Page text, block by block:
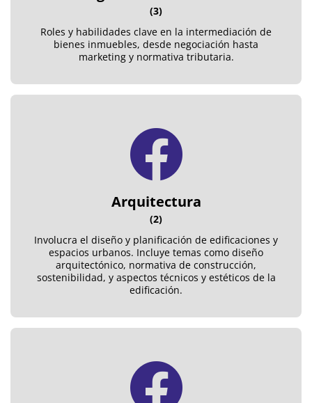
(3)
Roles y habilidades clave en la intermediación de
bienes inmuebles, desde negociación hasta
marketing y normativa tributaria.
Arquitectura
(2)
Involucra el diseño y planificación de edificaciones y
espacios urbanos. Incluye temas como diseño
arquitectónico, normativa de construcción,
sostenibilidad, y aspectos técnicos y estéticos de la
edificación.